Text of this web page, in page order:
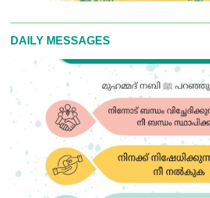
DAILY MESSAGES